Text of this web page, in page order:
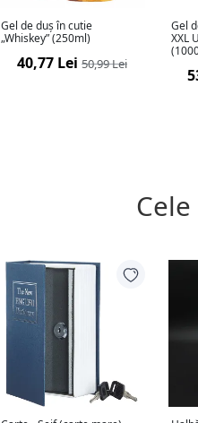
Gel de duș în cutie
„Whiskey” (250ml)
40,77 Lei 50,99 Lei
Gel
XXL